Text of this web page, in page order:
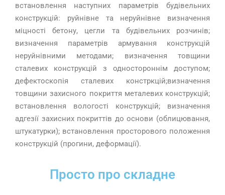
встановлення наступних параметрів будівельних
конструкцій: руйнівне та неруйнівне визначення
міцності бетону, цегли та будівельних розчинів;
визначення параметрів армування конструкцій
неруйнівними методами; визначення товщини
сталевих конструкцій з одностороннім доступом;
дефектоскопія сталевих констркцій;визначення
товщини захисного покриття металевих конструкцій;
встановлення вологості конструкцій; визначення
адгезії захисних покриттів до основи (облицювання,
штукатурки); встановлення просторового положення
конструкцій (прогини, деформації).
Просто про складне